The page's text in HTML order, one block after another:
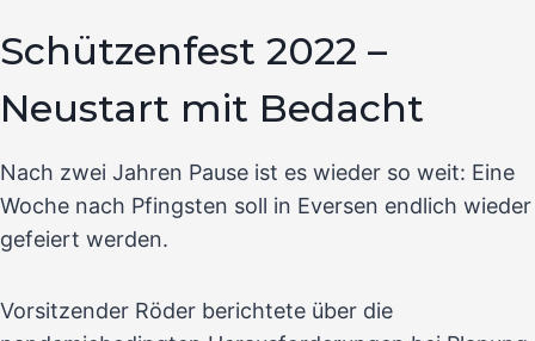
Schützenfest 2022 –
Neustart mit Bedacht
Nach zwei Jahren Pause ist es wieder so weit: Eine
Woche nach Pfingsten soll in Eversen endlich wieder
gefeiert werden.
Vorsitzender Röder berichtete über die